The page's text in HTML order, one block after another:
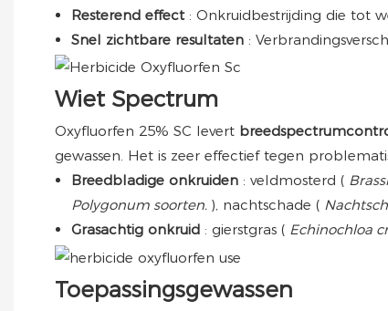
Resterend effect : Onkruidbestrijding die tot
Snel zichtbare resultaten :
Wiet Spectrum
Oxyfluorfen 25% SC levert
gewassen. Het is zeer effectief tegen
Breedbladige onkruiden : veldmosterd (
Polygonum soorten. ), nachtschade (
Grasachtig onkruid : gierstgras ( Echinochloa
Toepassingsgewassen